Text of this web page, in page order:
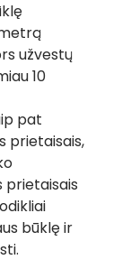
užvestų
10
pat
prietaisais,
prietaisais
būklę ir